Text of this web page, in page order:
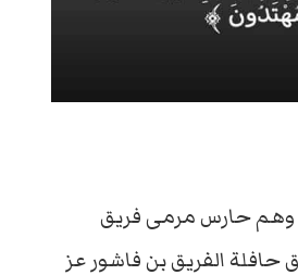
الحادث المؤسف وهم حارس مرمى فريق
حافلة الفريق بن فاشور عز